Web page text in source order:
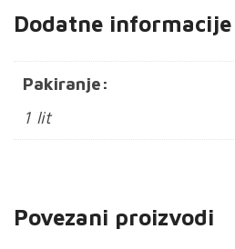
Dodatne informacije
Pakiranje:
1 lit
Povezani proizvodi